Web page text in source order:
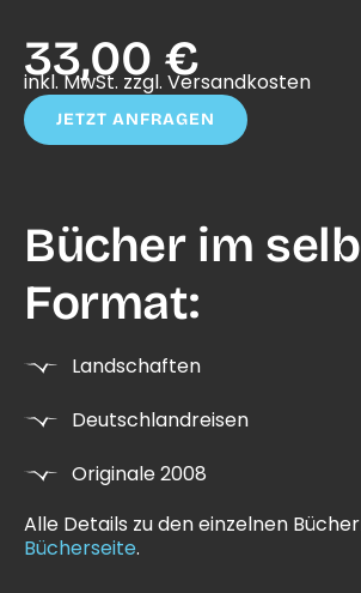
33,00 €
inkl. MwSt. zzgl. Versandkosten
JETZT ANFRAGEN
Bücher im
Format:
Landschaften
Deutschlandreisen
Originale 2008
Alle Details zu den einzelnen
Bücherseite.